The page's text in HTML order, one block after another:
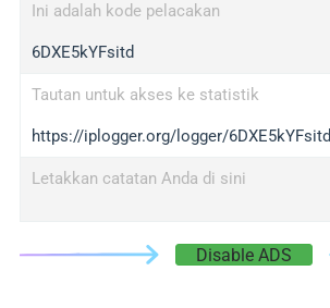
Ini adalah kode pelacakan
6DXE5kYFsitd
Tautan untuk akses ke statistik
https://iplogger.org/logger/6DXE5kYFsitd
Letakkan catatan Anda di sini
Disable ADS